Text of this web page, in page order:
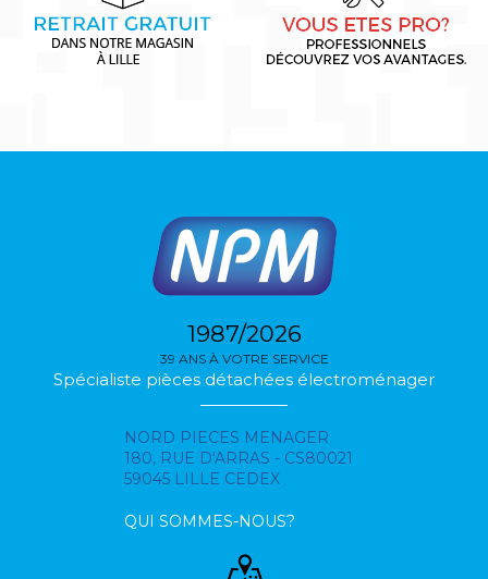
1987/2026
39 ANS À VOTRE SERVICE
Spécialiste pièces détachées électroménager
NORD PIECES MENAGER
180, RUE D'ARRAS - CS80021
59045 LILLE CEDEX
QUI SOMMES-NOUS?